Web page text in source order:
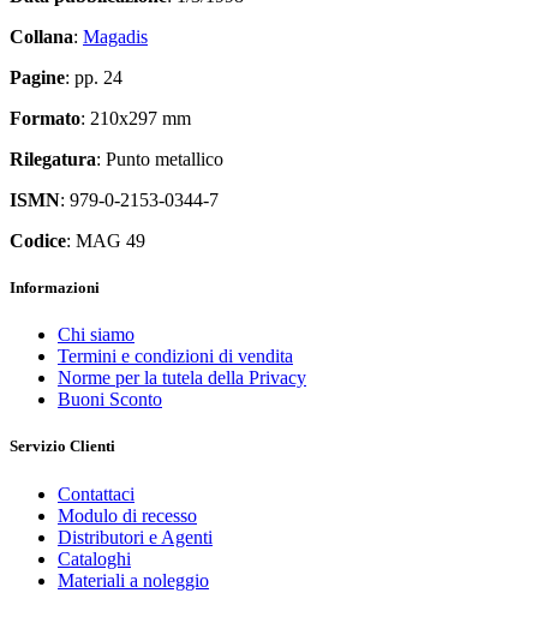
Collana: Magadis
Pagine: pp. 24
Formato: 210x297 mm
Rilegatura: Punto metallico
ISMN: 979-0-2153-0344-7
Codice: MAG 49
Informazioni
Chi siamo
Termini e condizioni di vendita
Norme per la tutela della Privacy
Buoni Sconto
Servizio Clienti
Contattaci
Modulo di recesso
Distributori e Agenti
Cataloghi
Materiali a noleggio